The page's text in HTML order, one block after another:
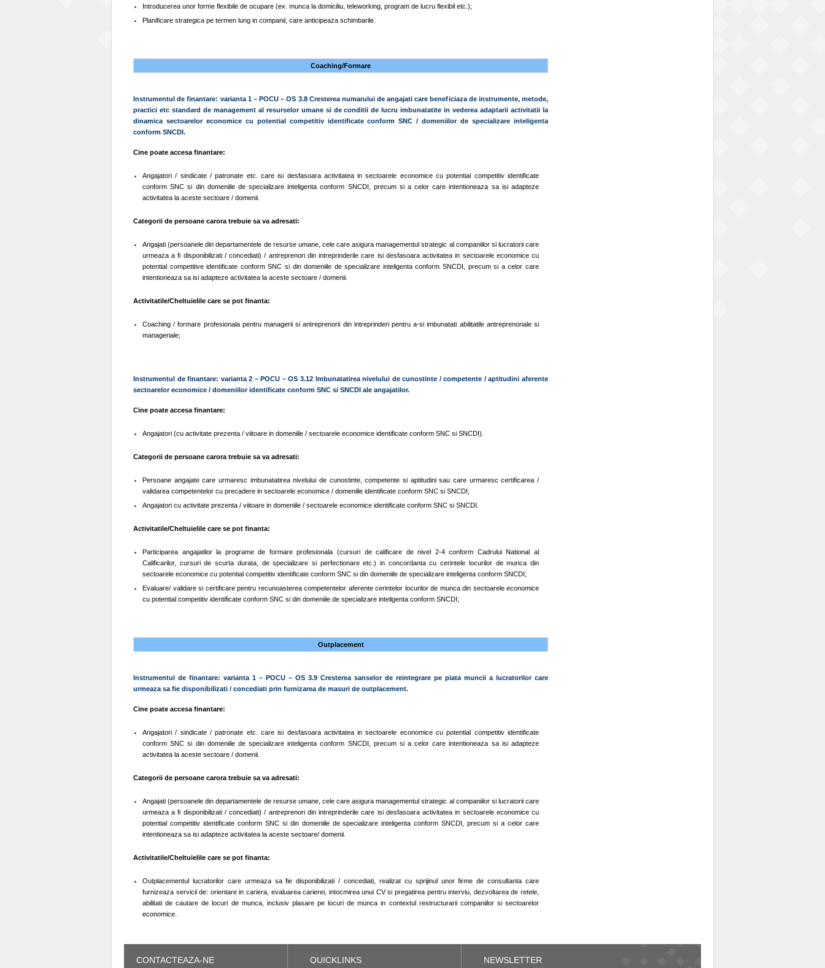
Introducerea unor forme flexibile de ocupare (ex. munca la domiciliu, teleworking, program de lucru flexibil etc.);
Planificare strategica pe termen lung in companii, care anticipeaza schimbarile.
Coaching/Formare
Instrumentul de finantare: varianta 1 – POCU – OS 3.8 Cresterea numarului de angajati care beneficiaza de instrumente, metode,
practici etc standard de management al resurselor umane si de conditii de lucru imbunatatite in vederea adaptarii activitatii la
dinamica sectoarelor economice cu potential competitiv identificate conform SNC / domeniilor de specializare inteligenta
conform SNCDI.
Cine poate accesa finantare:
Angajatori / sindicate / patronate etc. care isi desfasoara activitatea in sectoarele economice cu potential competitiv identificate
conform SNC si din domeniile de specializare inteligenta conform SNCDI, precum si a celor care intentioneaza sa isi adapteze
activitatea la aceste sectoare / domenii.
Categorii de persoane carora trebuie sa va adresati:
Angajati (persoanele din departamentele de resurse umane, cele care asigura managementul strategic al companiilor si lucratorii care
urmeaza a fi disponibilizati / concediati) / antreprenori din intreprinderile care isi desfasoara activitatea in sectoarele economice cu
potential competitive identificate conform SNC si din domeniile de specializare inteligenta conform SNCDI, precum si a celor care
intentioneaza sa isi adapteze activitatea la aceste sectoare / domenii.
Activitatile/Cheltuielile care se pot finanta:
Coaching / formare profesionala pentru managerii si antreprenorii din intreprinderi pentru a-si imbunatati abilitatile antreprenoriale si
manageriale;
Instrumentul de finantare: varianta 2 – POCU – OS 3.12 Imbunatatirea nivelului de cunostinte / competente / aptitudini aferente
sectoarelor economice / domeniilor identificate conform SNC si SNCDI ale angajatilor.
Cine poate accesa finantare:
Angajatori (cu activitate prezenta / viitoare in domeniile / sectoarele economice identificate conform SNC si SNCDI).
Categorii de persoane carora trebuie sa va adresati:
Persoane angajate care urmaresc imbunatatirea nivelului de cunostinte, competente si aptitudini sau care urmaresc certificarea /
validarea competentelor cu precadere in sectoarele economice / domeniile identificate conform SNC si SNCDI;
Angajatori cu activitate prezenta / viitoare in domeniile / sectoarele economice identificate conform SNC si SNCDI.
Activitatile/Cheltuielile care se pot finanta:
Participarea angajatilor la programe de formare profesionala (cursuri de calificare de nivel 2-4 conform Cadrului National al
Calificarilor, cursuri de scurta durata, de specializare si perfectionare etc.) in concordanta cu cerintele locurilor de munca din
sectoarele economice cu potential competitiv identificate conform SNC si din domeniile de specializare inteligenta conform SNCDI;
Evaluare/ validare si certificare pentru recunoasterea competentelor aferente cerintelor locurilor de munca din sectoarele economice
cu potential competitiv identificate conform SNC si din domeniile de specializare inteligenta conform SNCDI;
Outplacement
Instrumentul de finantare: varianta 1 – POCU – OS 3.9 Cresterea sanselor de reintegrare pe piata muncii a lucratorilor care
urmeaza sa fie disponibilizati / concediati prin furnizarea de masuri de outplacement.
Cine poate accesa finantare:
Angajatori / sindicate / patronate etc. care isi desfasoara activitatea in sectoarele economice cu potential competitiv identificate
conform SNC si din domeniile de specializare inteligenta conform SNCDI, precum si a celor care intentioneaza sa isi adapteze
activitatea la aceste sectoare / domenii.
Categorii de persoane carora trebuie sa va adresati:
Angajati (persoanele din departamentele de resurse umane, cele care asigura managementul strategic al companiilor si lucratorii care
urmeaza a fi disponibilizati / concediati) / antreprenori din intreprinderile care isi desfasoara activitatea in sectoarele economice cu
potential competitiv identificate conform SNC si din domeniile de specializare inteligenta conform SNCDI, precum si a celor care
intentioneaza sa isi adapteze activitatea la aceste sectoare/ domenii.
Activitatile/Cheltuielile care se pot finanta:
Outplacementul lucratorilor care urmeaza sa fie disponibilizati / concediati, realizat cu sprijinul unor firme de consultanta care
furnizeaza servicii de: orientare in cariera, evaluarea carierei, intocmirea unui CV si pregatirea pentru interviu, dezvoltarea de retele,
abilitati de cautare de locuri de munca, inclusiv plasare pe locuri de munca in contextul restructurarii companiilor si sectoarelor
economice.
CONTACTEAZA-NE QUICKLINKS NEWSLETTER